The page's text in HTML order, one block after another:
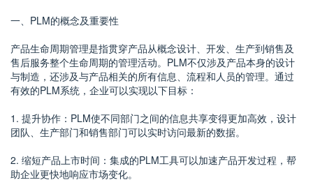
一、PLM的概念及重要性
产品生命周期管理是指贯穿产品从概念设计、开发、生产到销售及
售后服务整个生命周期的管理活动。PLM不仅涉及产品本身的设计
与制造，还涉及与产品相关的所有信息、流程和人员的管理。通过
有效的PLM系统，企业可以实现以下目标：
1. 提升协作：PLM使不同部门之间的信息共享变得更加高效，设计
团队、生产部门和销售部门可以实时访问最新的数据。
2. 缩短产品上市时间：集成的PLM工具可以加速产品开发过程，帮
助企业更快地响应市场变化。